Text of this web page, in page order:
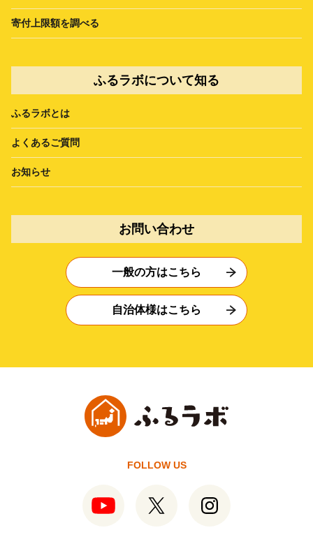
寄付上限額を調べる
ふるラボについて知る
ふるラボとは
よくあるご質問
お知らせ
お問い合わせ
一般の方はこちら
自治体様はこちら
FOLLOW US